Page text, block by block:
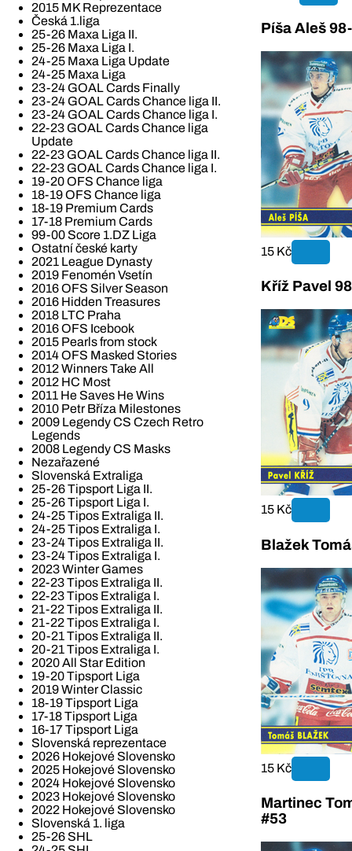
2015 MK Reprezentace
Česká 1.liga
25-26 Maxa Liga II.
25-26 Maxa Liga I.
24-25 Maxa Liga Update
24-25 Maxa Liga
23-24 GOAL Cards Finally
23-24 GOAL Cards Chance liga II.
23-24 GOAL Cards Chance liga I.
22-23 GOAL Cards Chance liga
Update
22-23 GOAL Cards Chance liga II.
22-23 GOAL Cards Chance liga I.
19-20 OFS Chance liga
18-19 OFS Chance liga
18-19 Premium Cards
17-18 Premium Cards
99-00 Score 1.DZ Liga
Ostatní české karty
2021 League Dynasty
2019 Fenomén Vsetín
2016 OFS Silver Season
2016 Hidden Treasures
2018 LTC Praha
2016 OFS Icebook
2015 Pearls from stock
2014 OFS Masked Stories
2012 Winners Take All
2012 HC Most
2011 He Saves He Wins
2010 Petr Bříza Milestones
2009 Legendy CS Czech Retro
Legends
2008 Legendy CS Masks
Nezařazené
Slovenská Extraliga
25-26 Tipsport Liga II.
25-26 Tipsport Liga I.
24-25 Tipos Extraliga II.
24-25 Tipos Extraliga I.
23-24 Tipos Extraliga II.
23-24 Tipos Extraliga I.
2023 Winter Games
22-23 Tipos Extraliga II.
22-23 Tipos Extraliga I.
21-22 Tipos Extraliga II.
21-22 Tipos Extraliga I.
20-21 Tipos Extraliga II.
20-21 Tipos Extraliga I.
2020 All Star Edition
19-20 Tipsport Liga
2019 Winter Classic
18-19 Tipsport Liga
17-18 Tipsport Liga
16-17 Tipsport Liga
Slovenská reprezentace
2026 Hokejové Slovensko
2025 Hokejové Slovensko
2024 Hokejové Slovensko
2023 Hokejové Slovensko
2022 Hokejové Slovensko
Slovenská 1. liga
25-26 SHL
Píša Aleš
15 Kč
Kříž Pavel
15 Kč
Blažek
15 Kč
Martinec
#53